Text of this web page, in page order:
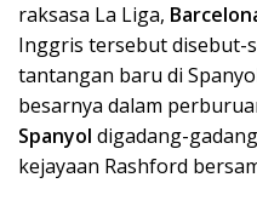
raksasa La Liga,
Inggris tersebut disebut-
tantangan baru di
besarnya dalam
Spanyol digadang-
kejayaan Rashford